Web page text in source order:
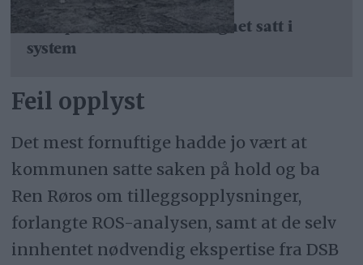
Stamphusveien, uansvarlighet satt i
system
Feil opplyst
Det mest fornuftige hadde jo vært at
kommunen satte saken på hold og ba
Ren Røros om tilleggsopplysninger,
forlangte ROS-analysen, samt at de selv
innhentet nødvendig ekspertise fra DSB